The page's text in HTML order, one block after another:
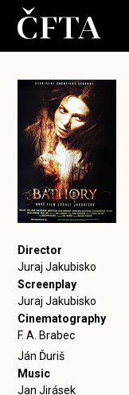
Director
Juraj Jakubisko
Screenplay
Juraj Jakubisko
Cinematography
F. A. Brabec
Ján Ďuriš
Music
Jan Jirásek